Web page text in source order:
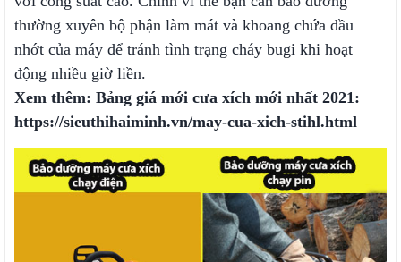
thường xuyên bộ phận làm mát và khoang chứa dầu
nhớt của máy để tránh tình trạng cháy bugi khi hoạt
động nhiều giờ liền.
Xem thêm: Bảng giá mới cưa xích mới nhất 2021:
https://sieuthihaiminh.vn/may-cua-xich-stihl.html